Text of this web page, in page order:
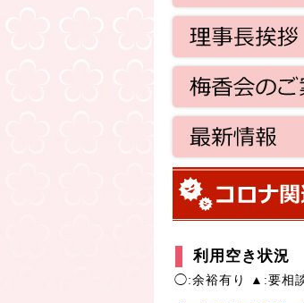
利用空き状況
◯:余裕有り ▲:要相